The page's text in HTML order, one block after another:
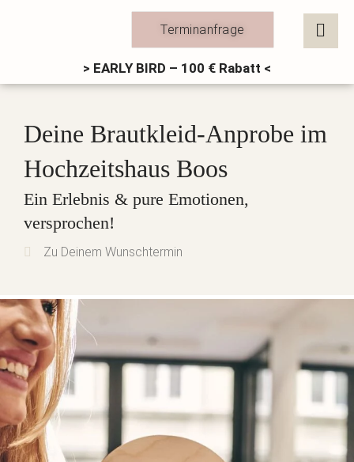
Terminanfrage
> EARLY BIRD – 100 € Rabatt <
Deine Brautkleid-Anprobe im
Hochzeitshaus Boos
Ein Erlebnis & pure Emotionen,
versprochen!
Zu Deinem Wunschtermin